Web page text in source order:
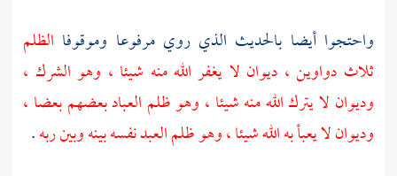
واحتجوا أيضا بالحديث الذي روي مرفوعا وموقوفا الظلم
ثلاث دواوين ، ديوان لا يغفر الله منه شيئا ، وهو الشرك ،
وديوان لا يترك الله منه شيئا ، وهو ظلم العباد بعضهم بعضا ،
وديوان لا يعبأ به الله شيئا ، وهو ظلم العبد نفسه بينه وبين ربه.